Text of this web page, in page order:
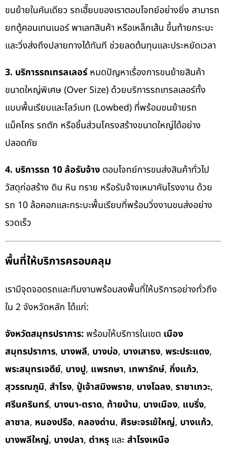
ขนย้ายในคันเดียว รถเฮี๊ยบของเราตอบโจทย์อย่างยิ่ง สามารถ
ยกตู้คอนเทนเนอร์ พาเลทสินค้า หรือเหล็กเส้น ขึ้นท้ายกระบะ
และวิ่งส่งถึงปลายทางได้ทันที ช่วยลดต้นทุนและประหยัดเวลา
3. บริการรถเทรลเลอร์หมดปัญหาเรื่องการขนย้ายสินค้า
ขนาดใหญ่พิเศษ (Over Size) ด้วยบริการรถเทรลเลอร์ทั้ง
แบบพื้นเรียบและโลว์เบท (Lowbed) ที่พร้อมขนย้ายรถ
แม็คโคร รถตัก หรือชิ้นส่วนโครงสร้างขนาดใหญ่ได้อย่าง
ปลอดภัย
4. บริการรถ 10 ล้อรับจ้าง ตอบโจทย์การขนส่งสินค้าทั่วไป
วัสดุก่อสร้าง ดิน หิน ทราย หรือรับจ้างเหมาคันโรงงาน ด้วย
รถ 10 ล้อคอกและกระบะพื้นเรียบที่พร้อมวิ่งงานขนส่งอย่าง
รวดเร็ว
พื้นที่ให้บริการครอบคลุม
เรามีจุดจอดรถและทีมงานพร้อมลงพื้นที่ให้บริการอย่างทั่วถึง
ใน 2 จังหวัดหลัก ได้แก่:
จังหวัดสมุทรปราการ: พร้อมให้บริการในเขต เมือง
สมุทรปราการ, บางพลี, บางบ่อ, บางเสาธง, พระประแดง,
พระสมุทรเจดีย์, บางปู, แพรกษา, เทพารักษ์, กิ่งแก้ว,
สุวรรณภูมิ, สำโรง, ปู่เจ้าสมิงพราย, บางโฉลง, ราชาเทวะ,
ศรีนครินทร์, บางนา-ตราด, ท้ายบ้าน, บางเมือง, แบริ่ง,
ลาซาล, หนองปรือ, คลองด่าน, ศีรษะจรเข้ใหญ่, บางแก้ว,
บางพลีใหญ่, บางปลา, ตำหรุ และสำโรงเหนือ